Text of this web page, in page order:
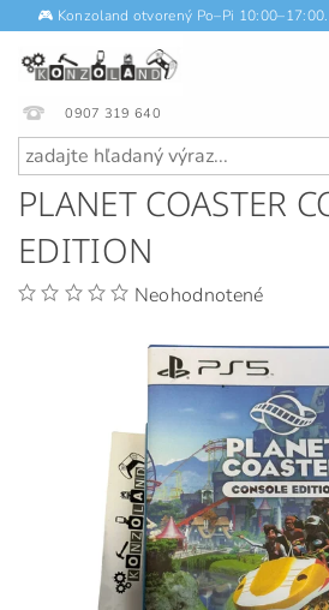
🎮 Konzoland otvorený Po–Pi 10:00–17:00.
0907 319 640
PLANET COASTER
EDITION
Neohodnotené